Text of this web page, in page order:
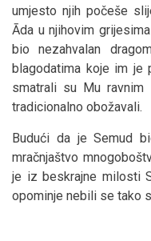
umjesto njih počeše
Āda u njihovim
bio nezahvalan
blagodatima koje im je
smatrali su Mu ravnim
tradicionalno obožavali.
Budući da je Semud
mračnjaštvo
je iz beskrajne milosti
opominje nebili se tako